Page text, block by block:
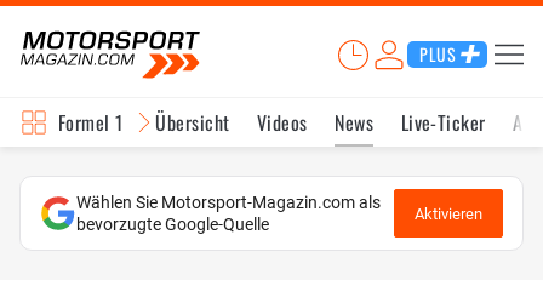
PLUS
Formel 1 Übersicht Videos News Live-Ticker
Wählen Sie Motorsport-Magazin.com als
bevorzugte Google-Quelle
Aktivieren